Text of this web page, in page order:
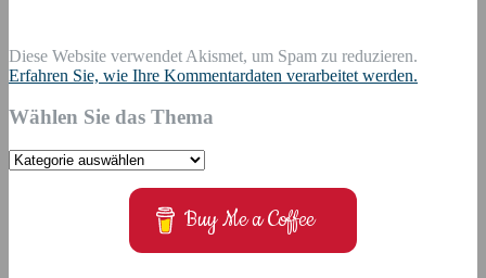
Diese Website verwendet Akismet, um Spam zu reduzieren.
Erfahren Sie, wie Ihre Kommentardaten verarbeitet werden.
Wählen Sie das Thema
Wählen
Buy Me a Coffee